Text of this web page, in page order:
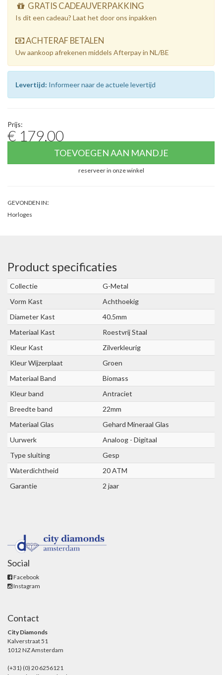
GRATIS CADEAUVERPAKKING
Is dit een cadeau? Laat het door ons inpakken
ACHTERAF BETALEN
Uw aankoop afrekenen middels Afterpay in NL/BE
Levertijd: Informeer naar de actuele levertijd
Prijs:
€ 179,00
TOEVOEGEN AAN MANDJE
reserveer in onze winkel
GEVONDEN IN:
Horloges
Product specificaties
Collectie
G-Metal
Vorm Kast
Achthoekig
Diameter Kast
40.5mm
Materiaal Kast
Roestvrij Staal
Kleur Kast
Zilverkleurig
Kleur Wijzerplaat
Groen
Materiaal Band
Biomass
Kleur band
Antraciet
Breedte band
22mm
Materiaal Glas
Gehard Mineraal Glas
Uurwerk
Analoog - Digitaal
Type sluiting
Gesp
Waterdichtheid
20 ATM
Garantie
2 jaar
Social
Facebook
Instagram
Contact
City Diamonds
Kalverstraat 51
1012 NZ Amsterdam
(+31) (0) 20 6256121